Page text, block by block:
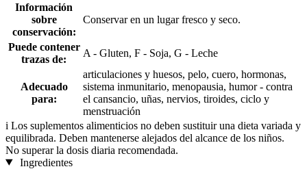
Información
sobre
conservación:
Conservar en un lugar fresco y seco.
Puede contener
trazas de:
A - Gluten, F - Soja, G - Leche
Adecuado
para:
articulaciones y huesos, pelo, cuero, hormonas,
sistema inmunitario, menopausia, humor - contra
el cansancio, uñas, nervios, tiroides, ciclo y
menstruación
i Los suplementos alimenticios no deben sustituir una dieta variada y
equilibrada. Deben mantenerse alejados del alcance de los niños.
No superar la dosis diaria recomendada.
Ingredientes